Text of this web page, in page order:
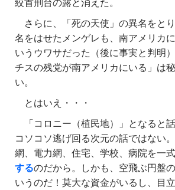
絞首刑台の露と消えた。
さらに、「死の天使」の異名をと
名をはせたメンゲレも、南アメリカ
いうウワサだった（後に事実と判明
チスの残党が南アメリカにいる」は
い。
とはいえ・・・
「コロニー（植民地）」となると
コソコソ逃げ回る次元の話ではない
網、電力網、住宅、学校、病院を一
するのだから。しかも、空飛ぶ円盤
いうのだ！莫大な資金がいるし、目